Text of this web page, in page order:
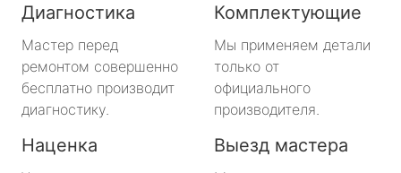
Диагностика
Мастер перед
ремонтом совершенно
бесплатно производит
диагностику.
Комплектующие
Мы применяем детали
только от
официального
производителя.
Наценка Выезд мастера